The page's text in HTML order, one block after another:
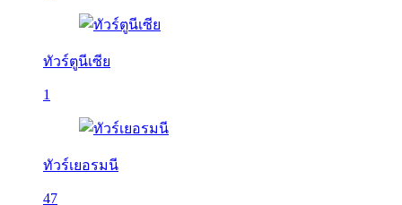
ทัวร์ตูนีเซีย
1
ทัวร์เยอรมนี
47